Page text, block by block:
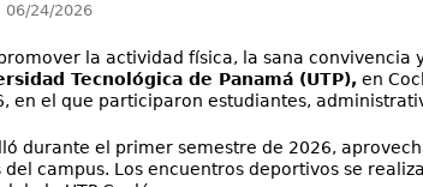
06/24/2026
la actividad física, la sana convivencia
Tecnológica de Panamá (UTP), en
en el que participaron estudiantes,
durante el primer semestre de 2026,
campus. Los encuentros deportivos se